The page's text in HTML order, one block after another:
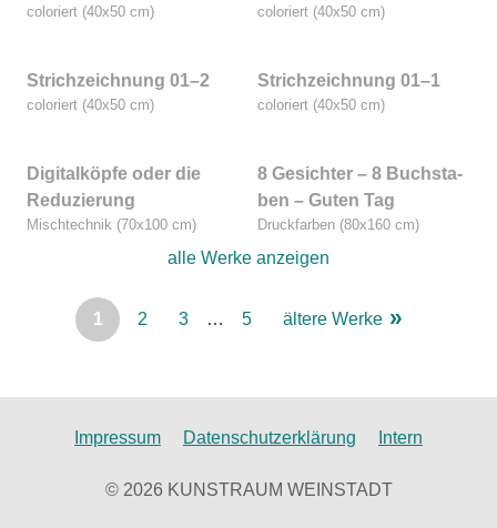
colo­riert (40x50 cm) colo­riert (40x50 cm)
Strich­zeich­nung 01–2
colo­riert (40x50 cm)
Strich­zeich­nung 01–1
colo­riert (40x50 cm)
Digi­tal­köp­fe oder die
Redu­zie­rung
Misch­tech­nik (70x100 cm)
8 Gesich­ter – 8 Buch­sta­
ben – Guten Tag
Druck­far­ben (80x160 cm)
alle Wer­ke anzeigen
1 2 3 … 5 älte­re Werke
Impressum Datenschutzerklärung Intern
© 2026 KUNSTRAUM WEINSTADT